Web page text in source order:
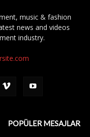
music & fashion
news and videos
industry.
POPÜLER MESAJLAR